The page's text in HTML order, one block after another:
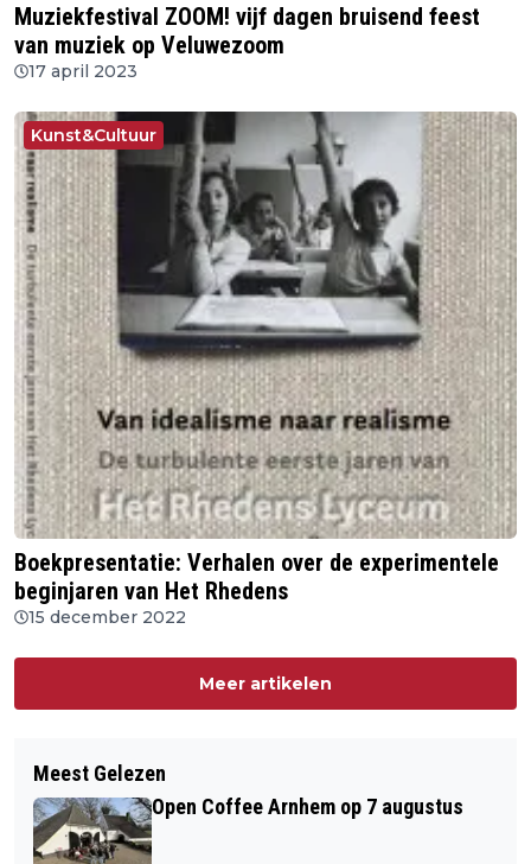
Muziekfestival ZOOM! vijf dagen bruisend feest
van muziek op Veluwezoom
17 april 2023
Kunst&Cultuur
Boekpresentatie: Verhalen over de experimentele
beginjaren van Het Rhedens
15 december 2022
Meer artikelen
Meest Gelezen
Open Coffee Arnhem op 7 augustus